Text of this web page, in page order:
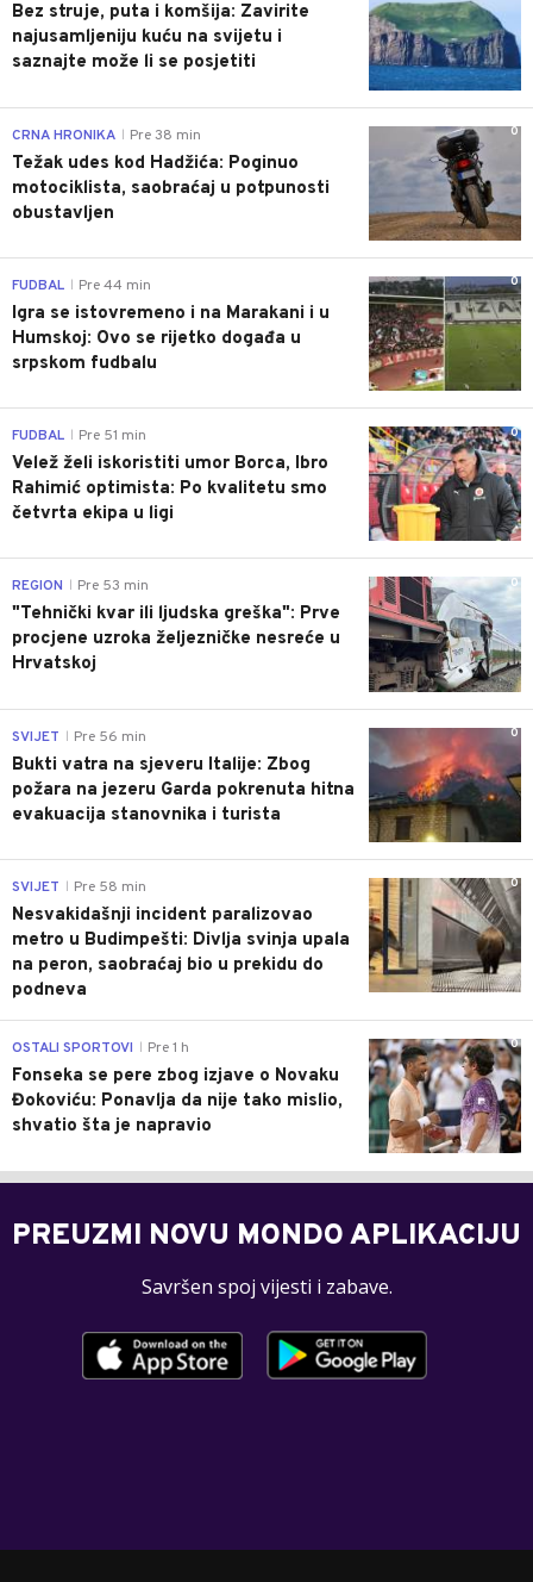
Bez struje, puta i komšija: Zavirite
najusamljeniju kuću na svijetu i
saznajte može li se posjetiti
0
CRNA HRONIKA Pre 38 min
Težak udes kod Hadžića: Poginuo
motociklista, saobraćaj u potpunosti
obustavljen
0
FUDBAL Pre 44 min
Igra se istovremeno i na Marakani i u
Humskoj: Ovo se rijetko događa u
srpskom fudbalu
0
FUDBAL Pre 51 min
Velež želi iskoristiti umor Borca, Ibro
Rahimić optimista: Po kvalitetu smo
četvrta ekipa u ligi
0
REGION Pre 53 min
"Tehnički kvar ili ljudska greška": Prve
procjene uzroka željezničke nesreće u
Hrvatskoj
0
SVIJET Pre 56 min
Bukti vatra na sjeveru Italije: Zbog
požara na jezeru Garda pokrenuta hitna
evakuacija stanovnika i turista
0
SVIJET Pre 58 min
Nesvakidašnji incident paralizovao
metro u Budimpešti: Divlja svinja upala
na peron, saobraćaj bio u prekidu do
podneva
0
OSTALI SPORTOVI Pre 1 h
Fonseka se pere zbog izjave o Novaku
Đokoviću: Ponavlja da nije tako mislio,
shvatio šta je napravio
PREUZMI NOVU MONDO APLIKACIJU
Savršen spoj vijesti i zabave.